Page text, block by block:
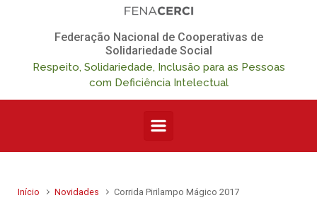
Federação Nacional de Cooperativas de
Solidariedade Social
Respeito, Solidariedade, Inclusão para as Pessoas
com Deficiência Intelectual
Início Novidades Corrida Pirilampo Mágico 2017